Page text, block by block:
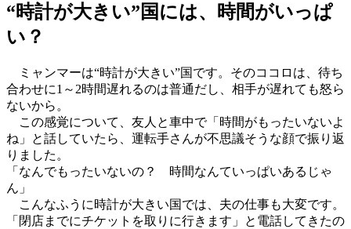
“時計が大きい”国には、時間がいっぱ
い？
ミャンマーは“時計が大きい”国です。そのココロは、待ち
合わせに1～2時間遅れるのは普通だし、相手が遅れても怒ら
ないから。
この感覚について、友人と車中で「時間がもったいないよ
ね」と話していたら、運転手さんが不思議そうな顔で振り返
りました。
「なんでもったいないの？ 時間なんていっぱいあるじゃ
ん」
こんなふうに時計が大きい国では、夫の仕事も大変です。
「閉店までにチケットを取りに行きます」と電話してきたの